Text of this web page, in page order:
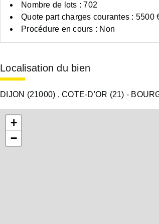
Nombre de lots : 702
Quote part charges courantes : 5500
Procédure en cours : Non
Localisation du bien
DIJON (21000) , COTE-D'OR (21) -
+
−